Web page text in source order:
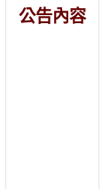
公告內容